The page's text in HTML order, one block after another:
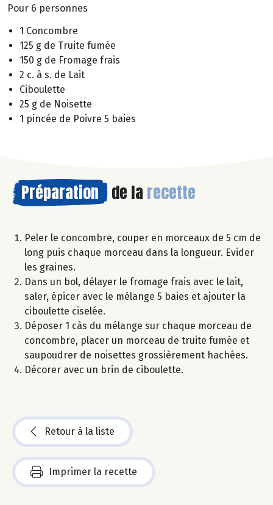
Pour 6 personnes
1 Concombre
125 g de Truite fumée
150 g de Fromage frais
2 c. à s. de Lait
Ciboulette
25 g de Noisette
1 pincée de Poivre 5 baies
Préparation de la recette
Peler le concombre, couper en morceaux de 5 cm de
long puis chaque morceau dans la longueur. Evider
les graines.
Dans un bol, délayer le fromage frais avec le lait,
saler, épicer avec le mélange 5 baies et ajouter la
ciboulette ciselée.
Déposer 1 càs du mélange sur chaque morceau de
concombre, placer un morceau de truite fumée et
saupoudrer de noisettes grossièrement hachées.
Décorer avec un brin de ciboulette.
Retour à la liste
Imprimer la recette